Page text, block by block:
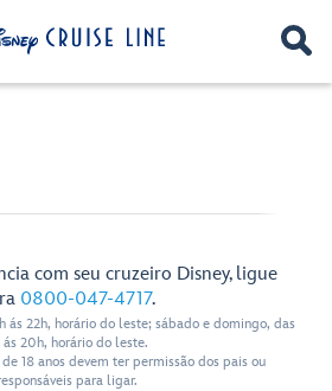
com seu cruzeiro Disney, ligue
0800-047-4717.
ás 22h, horário do leste; sábado e domingo, das
ás 20h, horário do leste.
18 anos devem ter permissão dos pais ou
para ligar.